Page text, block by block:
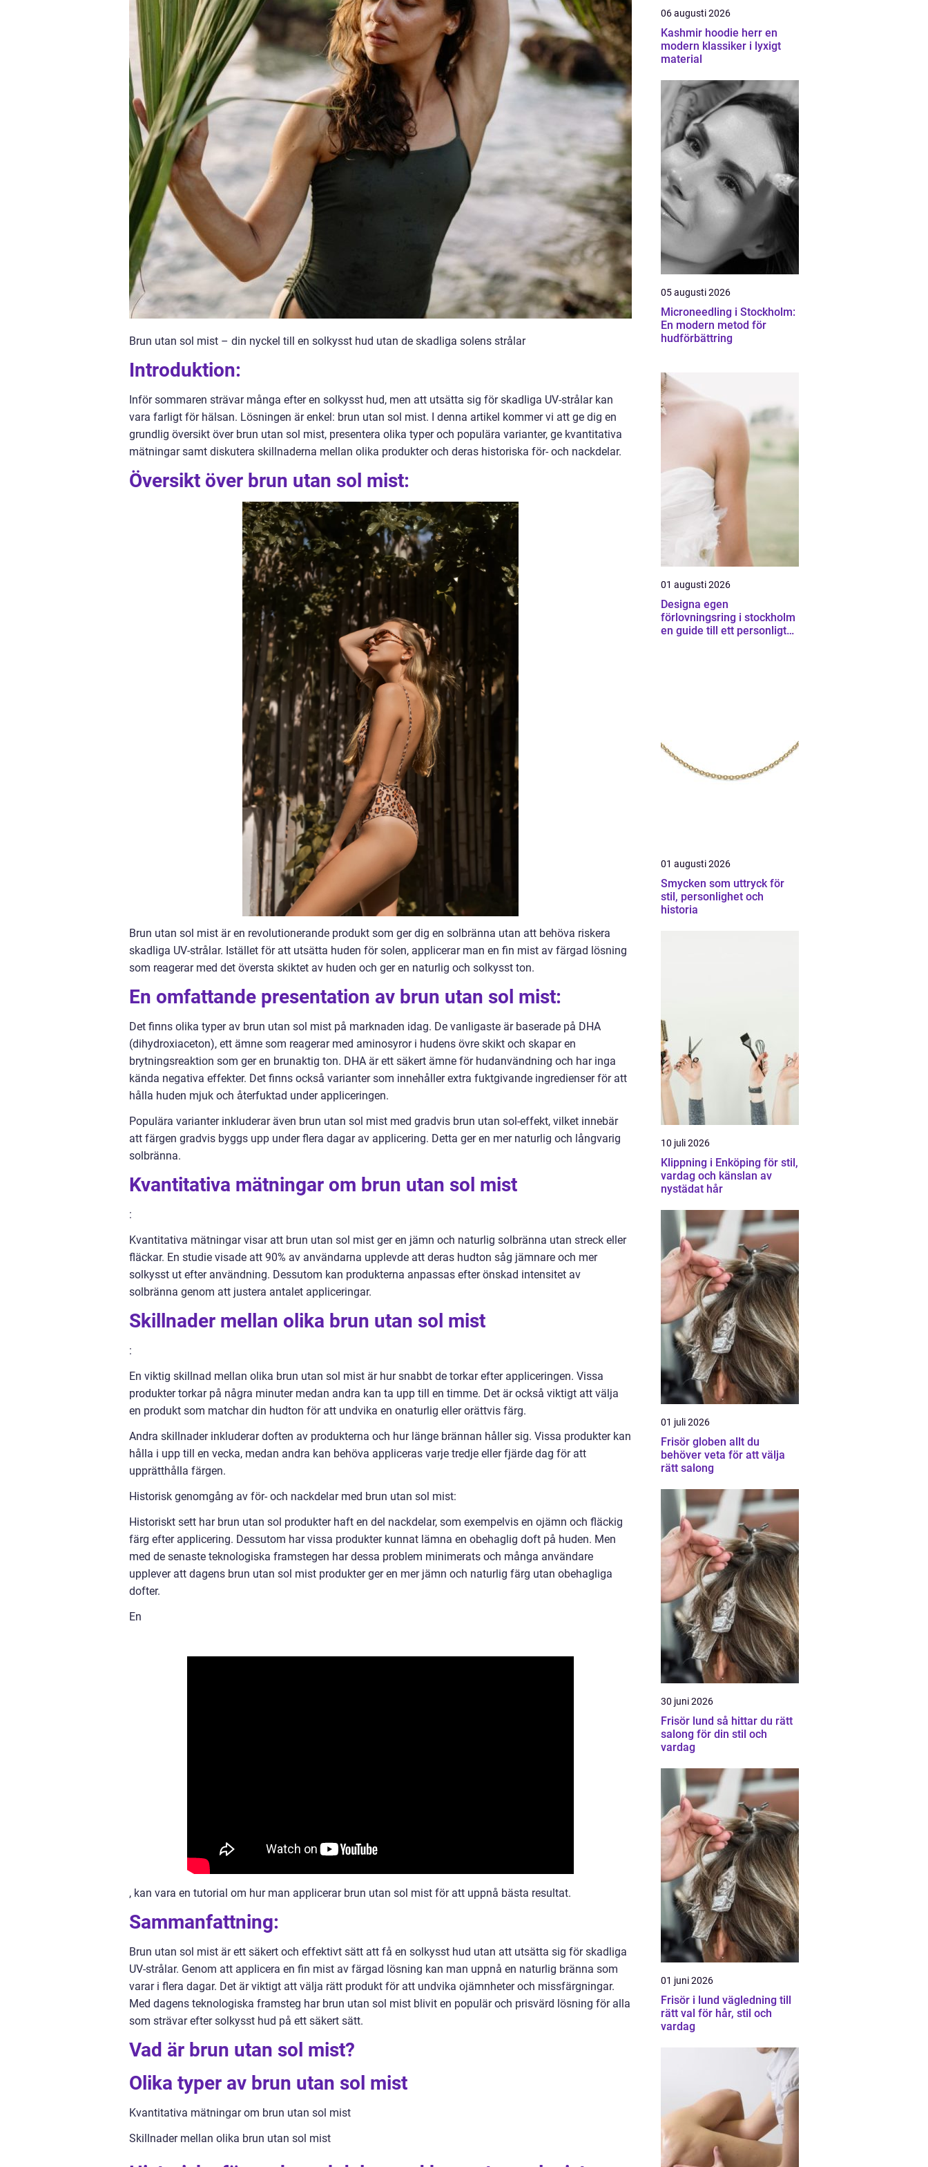
Brun utan sol mist – din nyckel till en solkysst hud utan de skadliga solens strålar
Introduktion:
Inför sommaren strävar många efter en solkysst hud, men att utsätta sig för skadliga UV-strålar kan
vara farligt för hälsan. Lösningen är enkel: brun utan sol mist. I denna artikel kommer vi att ge dig en
grundlig översikt över brun utan sol mist, presentera olika typer och populära varianter, ge kvantitativa
mätningar samt diskutera skillnaderna mellan olika produkter och deras historiska för- och nackdelar.
Översikt över brun utan sol mist:
Brun utan sol mist är en revolutionerande produkt som ger dig en solbränna utan att behöva riskera
skadliga UV-strålar. Istället för att utsätta huden för solen, applicerar man en fin mist av färgad lösning
som reagerar med det översta skiktet av huden och ger en naturlig och solkysst ton.
En omfattande presentation av brun utan sol mist:
Det finns olika typer av brun utan sol mist på marknaden idag. De vanligaste är baserade på DHA
(dihydroxiaceton), ett ämne som reagerar med aminosyror i hudens övre skikt och skapar en
brytningsreaktion som ger en brunaktig ton. DHA är ett säkert ämne för hudanvändning och har inga
kända negativa effekter. Det finns också varianter som innehåller extra fuktgivande ingredienser för att
hålla huden mjuk och återfuktad under appliceringen.
Populära varianter inkluderar även brun utan sol mist med gradvis brun utan sol-effekt, vilket innebär
att färgen gradvis byggs upp under flera dagar av applicering. Detta ger en mer naturlig och långvarig
solbränna.
Kvantitativa mätningar om brun utan sol mist
:
Kvantitativa mätningar visar att brun utan sol mist ger en jämn och naturlig solbränna utan streck eller
fläckar. En studie visade att 90% av användarna upplevde att deras hudton såg jämnare och mer
solkysst ut efter användning. Dessutom kan produkterna anpassas efter önskad intensitet av
solbränna genom att justera antalet appliceringar.
Skillnader mellan olika brun utan sol mist
:
En viktig skillnad mellan olika brun utan sol mist är hur snabbt de torkar efter appliceringen. Vissa
produkter torkar på några minuter medan andra kan ta upp till en timme. Det är också viktigt att välja
en produkt som matchar din hudton för att undvika en onaturlig eller orättvis färg.
Andra skillnader inkluderar doften av produkterna och hur länge brännan håller sig. Vissa produkter kan
hålla i upp till en vecka, medan andra kan behöva appliceras varje tredje eller fjärde dag för att
upprätthålla färgen.
Historisk genomgång av för- och nackdelar med brun utan sol mist:
Historiskt sett har brun utan sol produkter haft en del nackdelar, som exempelvis en ojämn och fläckig
färg efter applicering. Dessutom har vissa produkter kunnat lämna en obehaglig doft på huden. Men
med de senaste teknologiska framstegen har dessa problem minimerats och många användare
upplever att dagens brun utan sol mist produkter ger en mer jämn och naturlig färg utan obehagliga
dofter.
En
, kan vara en tutorial om hur man applicerar brun utan sol mist för att uppnå bästa resultat.
Sammanfattning:
Brun utan sol mist är ett säkert och effektivt sätt att få en solkysst hud utan att utsätta sig för skadliga
UV-strålar. Genom att applicera en fin mist av färgad lösning kan man uppnå en naturlig bränna som
varar i flera dagar. Det är viktigt att välja rätt produkt för att undvika ojämnheter och missfärgningar.
Med dagens teknologiska framsteg har brun utan sol mist blivit en populär och prisvärd lösning för alla
som strävar efter solkysst hud på ett säkert sätt.
Vad är brun utan sol mist?
Olika typer av brun utan sol mist
Kvantitativa mätningar om brun utan sol mist
Skillnader mellan olika brun utan sol mist
06 augusti 2026
Kashmir hoodie herr en
modern klassiker i lyxigt
material
05 augusti 2026
Microneedling i Stockholm:
En modern metod för
hudförbättring
01 augusti 2026
Designa egen
förlovningsring i stockholm
en guide till ett personligt
01 augusti 2026
Smycken som uttryck för
stil, personlighet och
historia
10 juli 2026
Klippning i Enköping för stil,
vardag och känslan av
nystädat hår
01 juli 2026
Frisör globen allt du
behöver veta för att välja
rätt salong
30 juni 2026
Frisör lund så hittar du rätt
salong för din stil och
vardag
01 juni 2026
Frisör i lund vägledning till
rätt val för hår, stil och
vardag